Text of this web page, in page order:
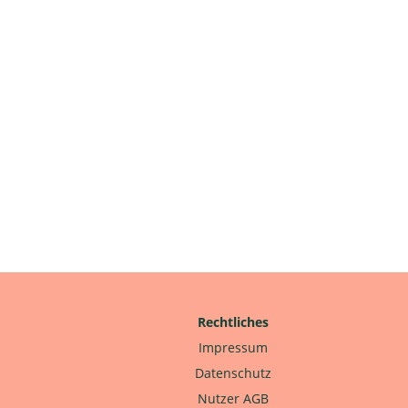
Rechtliches
Impressum
Datenschutz
Nutzer AGB